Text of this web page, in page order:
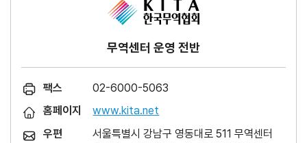
무역센터 운영 전반
팩스
02-6000-5063
홈페이지
www.kita.net
우편
서울특별시 강남구 영동대로 511 무역센터